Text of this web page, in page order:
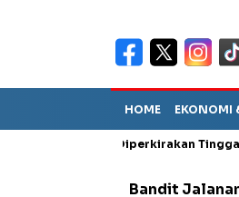
HOME EKONOMI
Sebut TPA Diperkirakan Tinggal
Bandit